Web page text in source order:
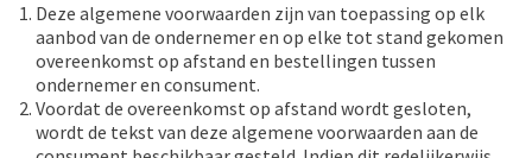
Deze algemene voorwaarden zijn van toepassing op elk
aanbod van de ondernemer en op elke tot stand gekomen
overeenkomst op afstand en bestellingen tussen
ondernemer en consument.
Voordat de overeenkomst op afstand wordt gesloten,
wordt de tekst van deze algemene voorwaarden aan de